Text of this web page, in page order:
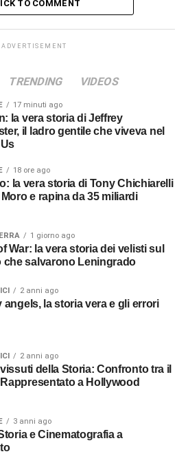
TO COMMENT
ADVERTISEMENT
TRENDING VIDEOS
17 minuti ago
il ladro gentile che viveva nel
Us
18 ore ago
e rapina da 35 miliardi
1 giorno ago
che salvarono Leningrado
2 anni ago
2 anni ago
a Hollywood
3 anni ago